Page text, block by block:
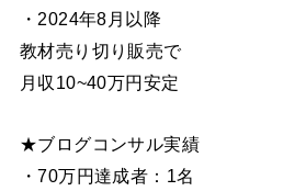
・2024年8月以降
教材売り切り販売で
月収10~40万円安定
★ブログコンサル実績
・70万円達成者：1名